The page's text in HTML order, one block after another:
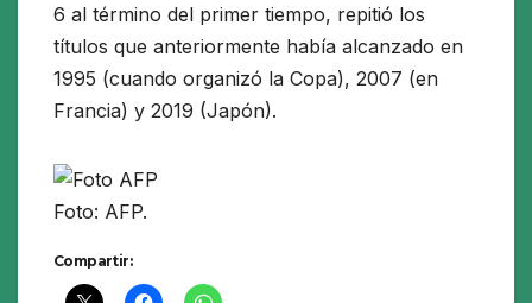
6 al término del primer tiempo, repitió los
títulos que anteriormente había alcanzado en
1995 (cuando organizó la Copa), 2007 (en
Francia) y 2019 (Japón).
Foto: AFP.
Compartir: